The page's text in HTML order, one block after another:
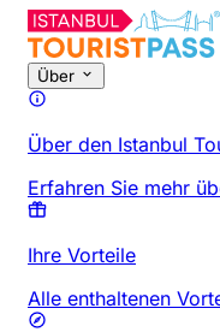
Über
Über den Istanbul
Erfahren Sie mehr
Ihre Vorteile
Alle enthaltenen